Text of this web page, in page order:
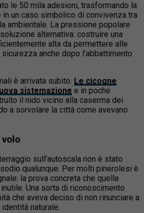
le 50 mila adesioni, trasformando la
un caso simbolico di convivenza tra
ambientale. La pressione popolare
alternativa: costruire una
alta da permettere alle
anche dopo l’abbattimento
è arrivata subito. Le cicogne
sistemazione e in poche
il nido vicino alla caserma dei
a sorvolare la città come avevano
sull’autoscala non è stato
qualunque. Per molti pinerolesi è
la prova concreta che quella
Una sorta di riconoscimento
che aveva deciso di non rinunciare a
naturale.